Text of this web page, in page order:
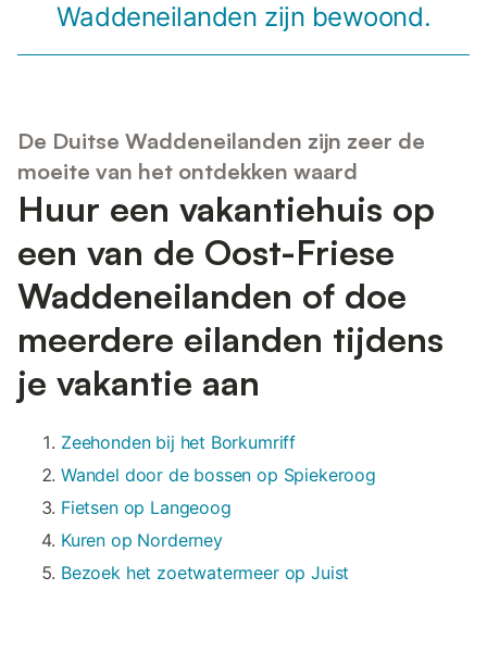
Waddeneilanden zijn bewoond.
De Duitse Waddeneilanden zijn zeer de
moeite van het ontdekken waard
Huur een vakantiehuis op
een van de Oost-Friese
Waddeneilanden of doe
meerdere eilanden tijdens
je vakantie aan
Zeehonden bij het Borkumriff
Wandel door de bossen op Spiekeroog
Fietsen op Langeoog
Kuren op Norderney
Bezoek het zoetwatermeer op Juist